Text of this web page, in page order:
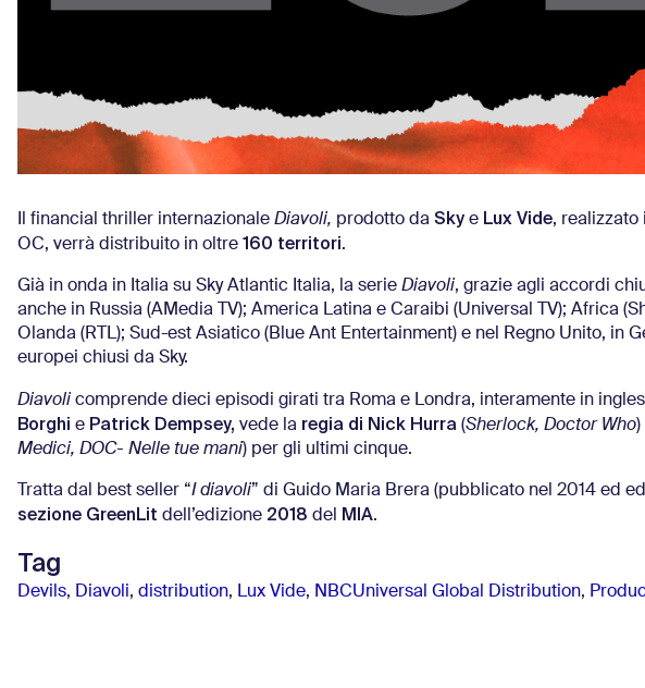
Il financial thriller internazionale Diavoli, prodotto da Sky e Lux Vide, realizzato
OC, verrà distribuito in oltre 160 territori.
Già in onda in Italia su Sky Atlantic Italia, la serie Diavoli, grazie agli accordi
anche in Russia (AMedia TV); America Latina e Caraibi (Universal TV); Africa
Olanda (RTL); Sud-est Asiatico (Blue Ant Entertainment) e nel Regno Unito, in
europei chiusi da Sky.
Diavoli comprende dieci episodi girati tra Roma e Londra, interamente in
Borghi e Patrick Dempsey, vede la regia di Nick Hurra (Sherlock, Doctor Who
Medici, DOC- Nelle tue mani) per gli ultimi cinque.
Tratta dal best seller “I diavoli” di Guido Maria Brera (pubblicato nel 2014 ed
sezione GreenLit dell’edizione 2018 del MIA.
Tag
Devils, Diavoli, distribution, Lux Vide, NBCUniversal Global Distribution,